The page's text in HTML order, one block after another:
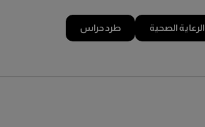
الرعاية الصحية طرد حراس